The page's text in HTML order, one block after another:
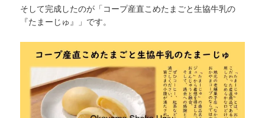
そして完成したのが「コープ産直こめたまごと生協牛乳の
『たまーじゅ』」です。